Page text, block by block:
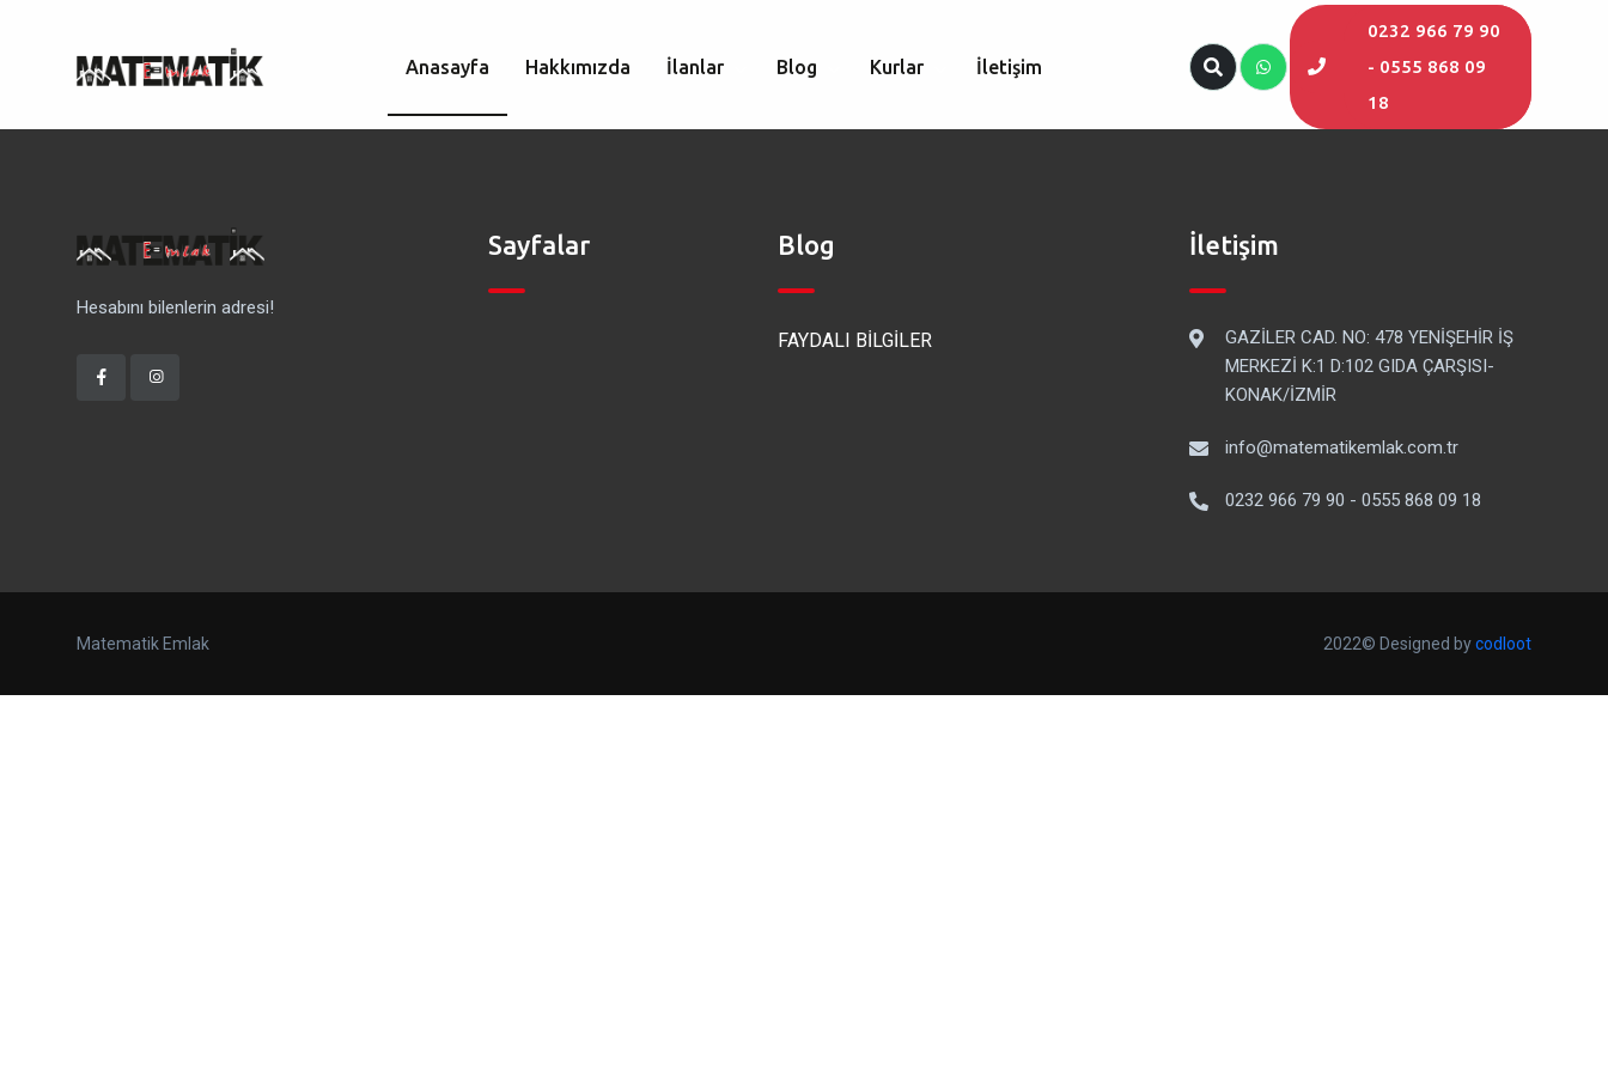
Anasayfa Hakkımızda İlanlar Blog Kurlar İletişim
0232 966 79 90
- 0555 868 09
18
Hesabını bilenlerin adresi!
Sayfalar Blog
FAYDALI BİLGİLER
İletişim
GAZİLER CAD. NO: 478 YENİŞEHİR İŞ
MERKEZİ K:1 D:102 GIDA ÇARŞISI-
KONAK/İZMİR
info@matematikemlak.com.tr
0232 966 79 90 - 0555 868 09 18
Matematik Emlak 2022© Designed bycodloot